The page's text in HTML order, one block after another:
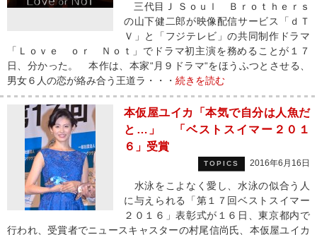
三代目Ｊ Ｓｏｕｌ Ｂｒｏｔｈｅｒｓ
の山下健二郎が映像配信サービス「ｄＴ
Ｖ」と「フジテレビ」の共同制作ドラマ
「Ｌｏｖｅ ｏｒ Ｎｏｔ」でドラマ初主演を務めることが１７
日、分かった。 本作は、本家“月９ドラマ“をほうふつとさせる、
男女６人の恋が絡み合う王道ラ・・・ 続きを読む
本仮屋ユイカ「本気で自分は人魚だ
と…」 「ベストスイマー２０１
６」受賞
TOPICS 2016年6月16日
水泳をこよなく愛し、水泳の似合う人
に与えられる「第１７回ベストスイマー
２０１６」表彰式が１６日、東京都内で
行われ、受賞者でニュースキャスターの村尾信尚氏、本仮屋ユイカ